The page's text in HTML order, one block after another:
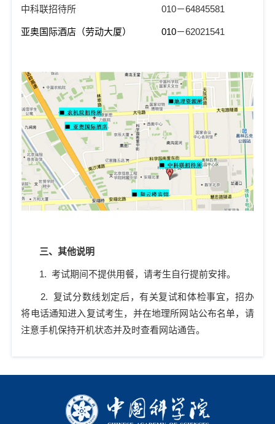
中科联招待所 010－64845581
亚奥国际酒店（劳动大厦） 010－62021541
三、其他说明
1. 考试期间不提供用餐，请考生自行提前安排。
2.
复试分数线划定后，有关复试和体检事宜，招办
将电话通知进入复试考生，并在地理所网站公布名单，请
注意手机保持开机状态并及时查看网站通告。